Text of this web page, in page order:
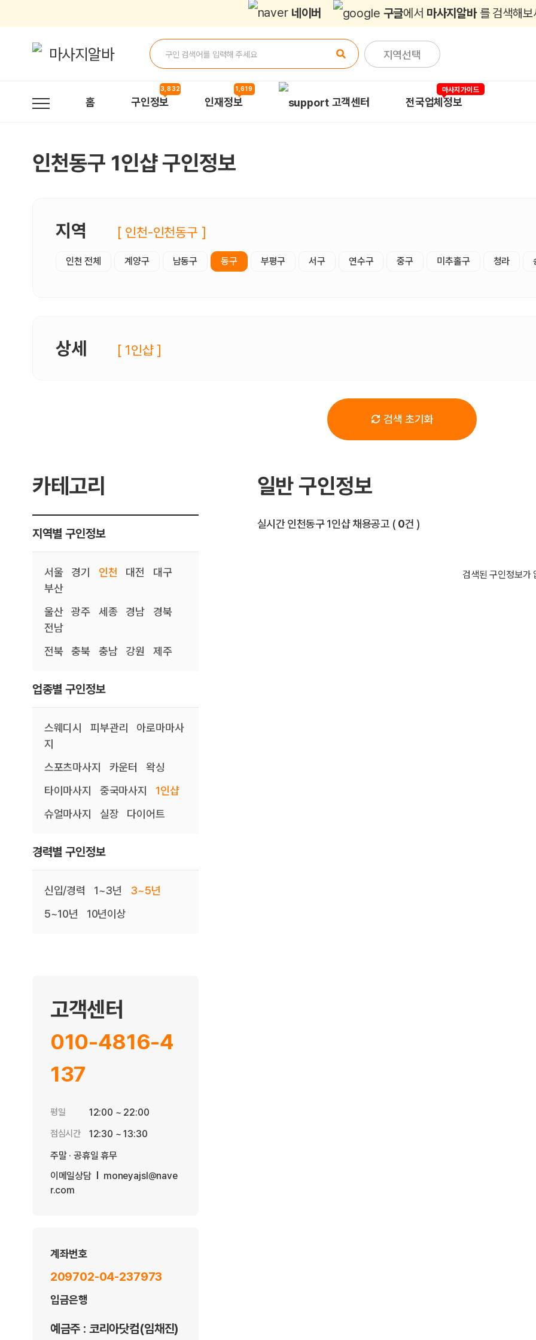
네이버 구글에서 마사지알바 를 검색해보
지역선택
홈 구인정보
3,832
인재정보
1,619
고객센터 전국업체정보
마사지가이드
인천동구 1인샵 구인정보
지역 [ 인천-인천동구 ]
인천 전체 계양구 남동구 동구 부평구 서구 연수구 중구 미추홀구 청라
상세 [ 1인샵 ]
검색 초기화
카테고리
지역별 구인정보
서울 경기 인천 대전
대구
부산
울산
광주 세종 경남
경북
전남
전북
충북 충남 강원 제주
업종별 구인정보
스웨디시 피부관리
아로마마사
지
스포츠마사지
카운터
왁싱
타이마사지
중국마사지
1인샵
슈얼마사지
실장 다이어트
경력별 구인정보
신입/경력 1~3년
3~5년
5~10년
10년이상
고객센터
010-4816-4
137
평일 12:00 ~ 22:00
점심시간
12:30 ~ 13:30
주말 · 공휴일 휴무
이메일상담
moneyajsl@nave
r.com
계좌번호
209702-04-237973
입금은행
예금주 : 코리아닷컴(임채진)
일반 구인정보
실시간 인천동구 1인샵 채용공고 전체 목록
( 0건 )
검색된 구인정보가